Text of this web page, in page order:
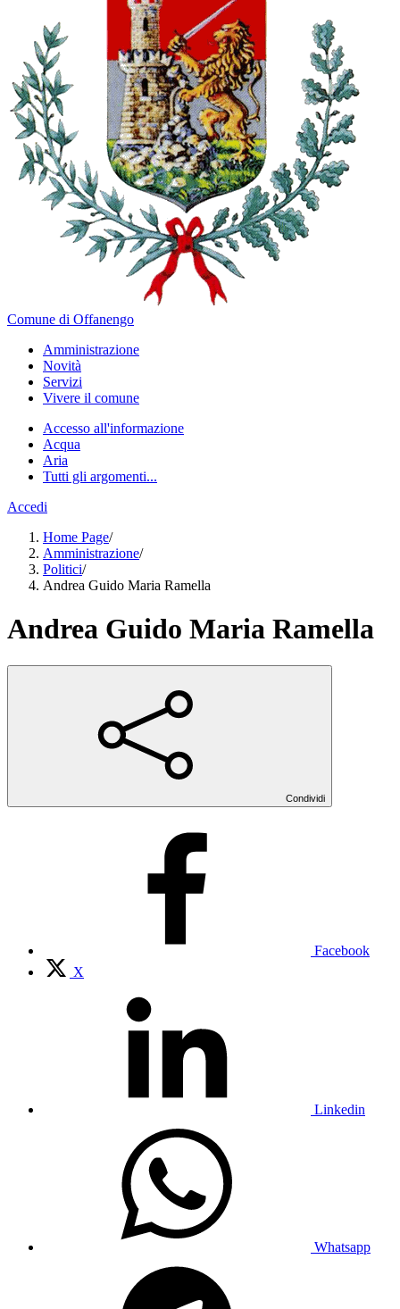
Comune di Offanengo
Amministrazione
Novità
Servizi
Vivere il comune
Accesso all'informazione
Acqua
Aria
Tutti gli argomenti...
Accedi
Home Page/
Amministrazione/
Politici/
Andrea Guido Maria Ramella
Andrea Guido Maria Ramella
Condividi
Facebook
X
Linkedin
Whatsapp